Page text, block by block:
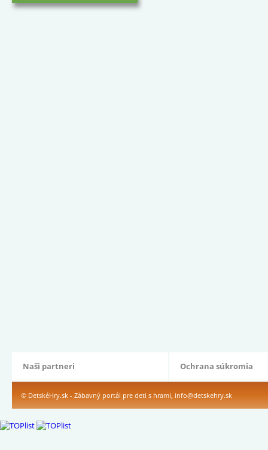
Naši partneri Ochrana súkromia
© DetskéHry.sk - Zábavný portál pre deti s hrami, info@detskehry.sk